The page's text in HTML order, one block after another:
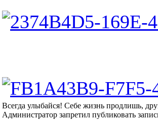
Всегда улыбайся! Себе жизнь продлишь,
Администратор запретил публиковать